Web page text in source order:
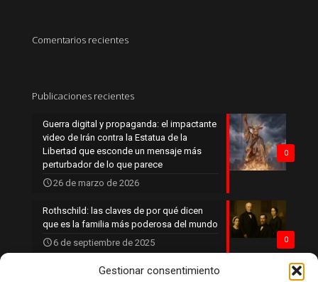
Gestionar consentimiento
Comentarios recientes
Publicaciones recientes
0
Guerra digital y propaganda: el impactante
video de Irán contra la Estatua de la
Libertad que esconde un mensaje más
perturbador de lo que parece
26 de marzo de 2026
0
Rothschild: las claves de por qué dicen
que es la familia más poderosa del mundo
6 de septiembre de 2025